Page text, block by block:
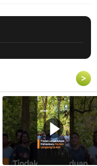
>